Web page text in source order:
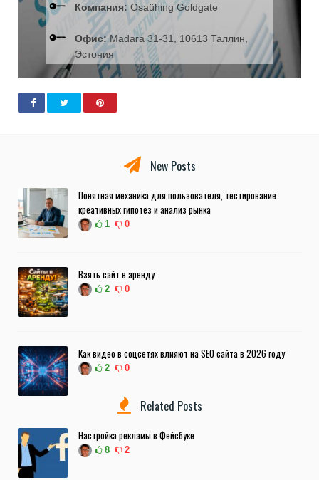
Компания:Osaühing Goldgate
Офис:Madara 31-31, 10613 Таллин,
Эстония
New Posts
Понятная механика для пользователя, тестирование
креативных гипотез и анализ рынка
1 0
Взять сайт в аренду
2 0
Как видео в соцсетях влияют на SEO сайта в 2026 году
2 0
Related Posts
Настройка рекламы в Фейсбуке
8 2